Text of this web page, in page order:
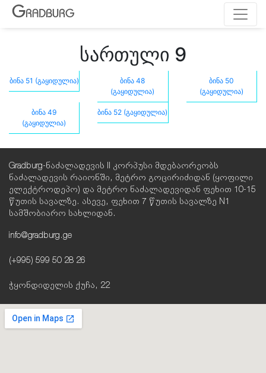
GRADBURG
სართული 9
ბინა 51 (გაყიდულია)
ბინა 48
(გაყიდულია)
ბინა 50
(გაყიდულია)
ბინა 49
(გაყიდულია)
ბინა 52 (გაყიდულია)
Gradburg-ნაძალადევის II კორპუსი მდებაორეობს
ნაძალადევის რაიონში, მეტრო გოცირიძიდან (ყოფილი
ელექტროდეპო) და მეტრო ნაძალადევიდან ფეხით 10-15
წუთის სავალზე. ასევე, ფეხით 7 წუთის სავალზე N1
სამშობიარო სახლიდან.
info@gradburg.ge
(+995) 599 50 28 26
ჭყონდიდელის ქუჩა, 22